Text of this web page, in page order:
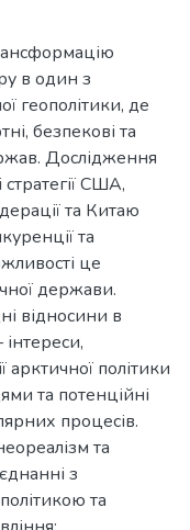
в один з
геополітики, де
безпекові та
Дослідження
США,
та Китаю
та
це
держави.
відносини в
арктичної політики
та потенційні
процесів.
та
з
та